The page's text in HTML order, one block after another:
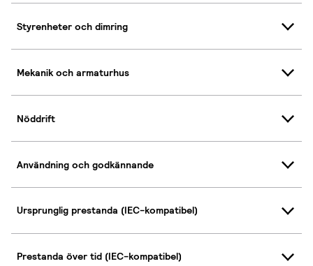
Styrenheter och dimring
Mekanik och armaturhus
Nöddrift
Användning och godkännande
Ursprunglig prestanda (IEC-kompatibel)
Prestanda över tid (IEC-kompatibel)